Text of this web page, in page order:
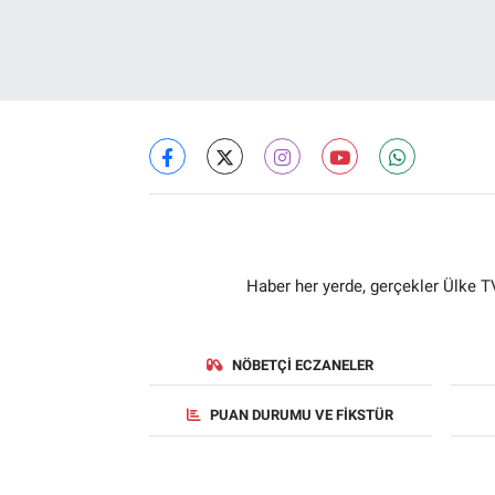
Haber her yerde, gerçekler Ülke
NÖBETÇI ECZANELER
PUAN DURUMU VE FIKSTÜR